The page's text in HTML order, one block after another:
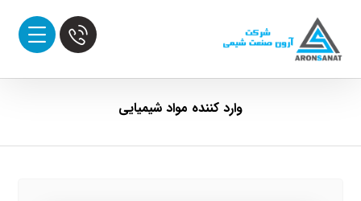
وارد کننده مواد شیمیایی